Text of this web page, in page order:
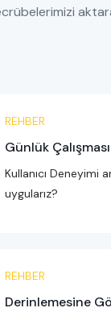
REHBER
Günlük
Kullanıcı Deneyimi
uygularız?
REHBER
Derinlemesine